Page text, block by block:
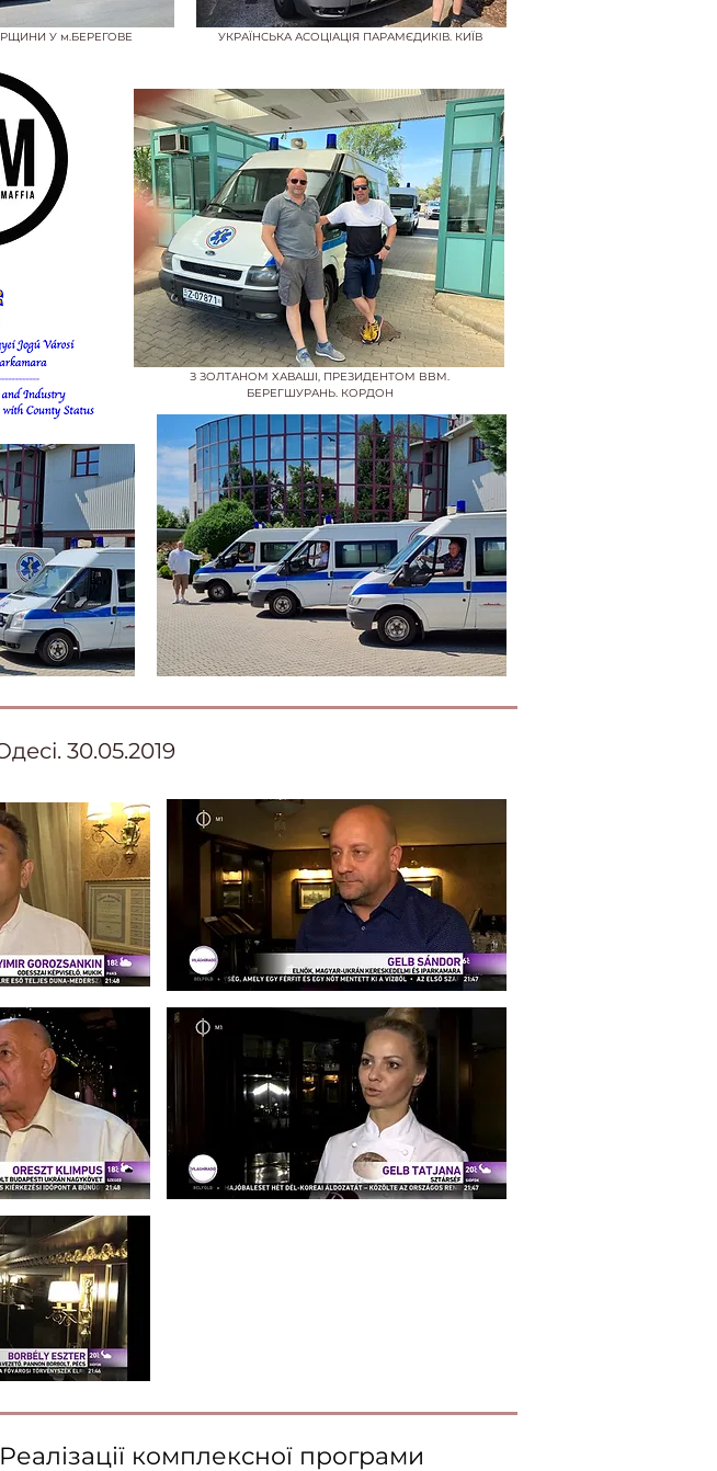
У м.БЕРЕГОВЕ УКРАЇНСЬКА АСОЦІАЦІЯ ПАРАМЄДИКІВ. КИЇВ
З ЗОЛТАНОМ ХАВАШІ, ПРЕЗИДЕНТОМ BBM.
БЕРЕГШУРАНЬ. КОРДОН
30.05.2019
комплексної програми